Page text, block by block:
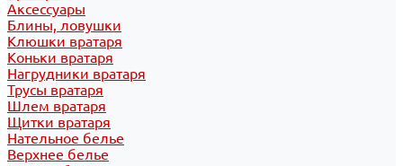
Аксессуары
Блины, ловушки
Клюшки вратаря
Коньки вратаря
Нагрудники вратаря
Трусы вратаря
Шлем вратаря
Щитки вратаря
Нательное белье
Верхнее белье